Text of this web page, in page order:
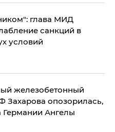
глава МИД
санкций в
условий
железобетонный
Захарова опозорилась,
Германии Ангелы